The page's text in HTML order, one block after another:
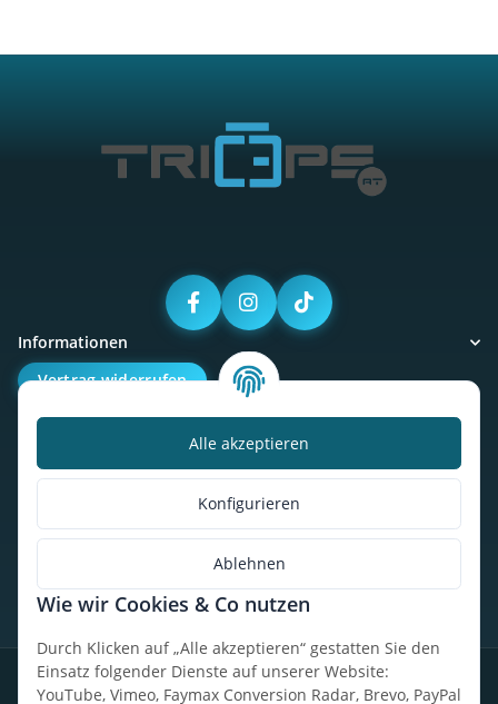
Alle akzeptieren
Konfigurieren
Ablehnen
Wie wir Cookies & Co nutzen
Durch Klicken auf „Alle akzeptieren“ gestatten Sie den
Einsatz folgender Dienste auf unserer Website:
YouTube, Vimeo, Faymax Conversion Radar, Brevo, PayPal
Informationen
Vertrag widerrufen
Kalorienbedarfsrechner
So findest du uns
* Alle Preise inkl. gesetzlicher USt., zzgl.Versand
DatenschutzWiderrufsrecht AGBImpressumSitemap